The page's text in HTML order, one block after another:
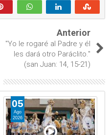
Anterior
"Yo le rogaré al Padre y él
les dará otro Paráclito."
(san Juan: 14, 15-21)
05
Ago
2026